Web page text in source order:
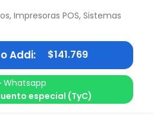
, Impresoras POS, Sistemas
Addi: $141.769
Whatsapp
especial (TyC)